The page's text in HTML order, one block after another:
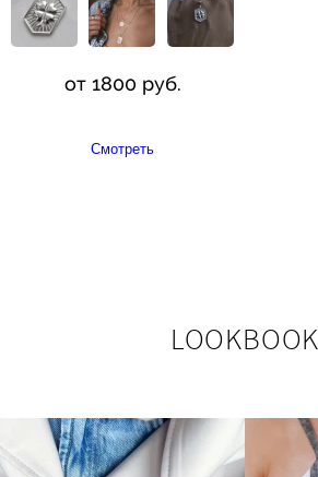
от 1800 руб.
Смотреть
LOOKBOOK